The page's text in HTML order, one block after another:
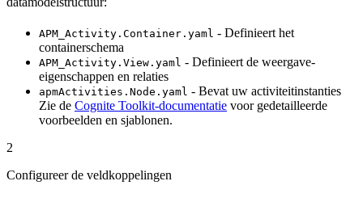
APM_Activity.Container.yaml - Definieert het
containerschema
APM_Activity.View.yaml - Definieert de weergave-
eigenschappen en relaties
apmActivities.Node.yaml - Bevat uw activiteitinstanties
Zie de Cognite Toolkit-documentatie voor gedetailleerde
voorbeelden en sjablonen.
2
Configureer de veldkoppelingen